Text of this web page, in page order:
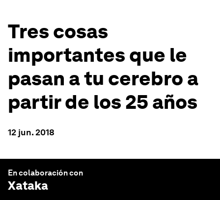
Tres cosas
importantes que le
pasan a tu cerebro a
partir de los 25 años
12 jun. 2018
En colaboración con
Xataka